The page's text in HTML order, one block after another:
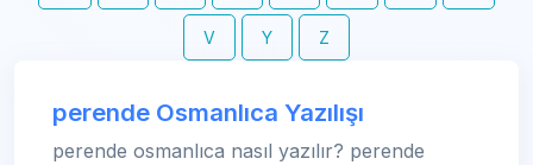
V Y Z
perende Osmanlıca Yazılışı
perende osmanlıca nasıl yazılır? perende